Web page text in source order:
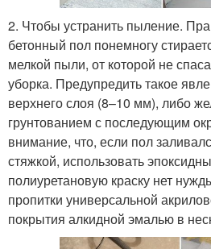
2. Чтобы устранить пыление.
бетонный пол понемногу
мелкой пыли, от которой не
уборка. Предупредить такое
верхнего слоя (8–10 мм), либо
грунтованием с последующим
внимание, что, если пол
стяжкой, использовать
полиуретановую краску нет
пропитки универсальной
покрытия алкидной эмалью в